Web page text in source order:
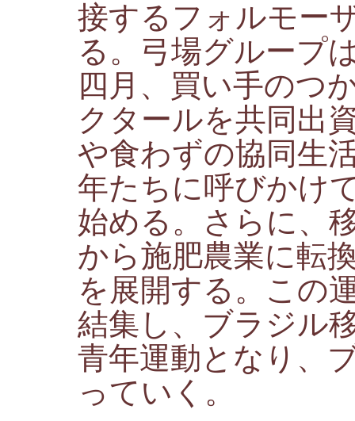
接するフォルモー
る。弓場グループ
四月、買い手のつ
クタールを共同出
や食わずの協同生
年たちに呼びかけ
始める。さらに、
から施肥農業に転
を展開する。この
結集し、ブラジル
青年運動となり、
っていく。